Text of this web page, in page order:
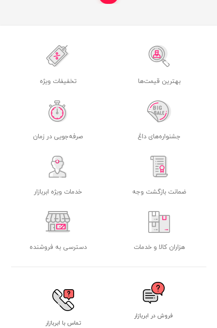
بهترین قیمت‌ها تخفیفات ویژه
جشنواره‌های داغ صرفه‌جویی در زمان
ضمانت بازگشت وجه خدمات ویژه ابربازار
هزاران کالا و خدمات دسترسی به فروشنده
فروش در ابربازار
تماس با ابربازار